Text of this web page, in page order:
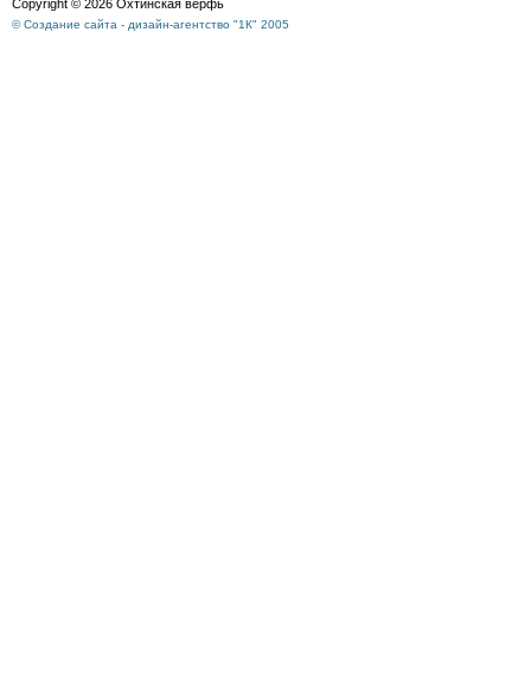
Copyright © 2026 Охтинская верфь
© Создание сайта - дизайн-агентство "1К" 2005